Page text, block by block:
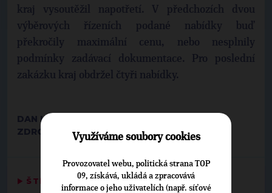
kraj vysoutěžil napotřetí. V předchozích dvou
výběrových řízeních podané nabídky buď
překročily maximální cenu, nebo nesplnily
podmínky zadávací dokumentace. Pro poslední
zakázku kraj obdržel čtyři nabídky.
DAN LECHMANN, LUKÁŠ VANÍČEK
ZDROJ: KRÁLOVÉHRADECKÝ KRAJ
▶ ŠTÍTKY
Využíváme soubory cookies
Provozovatel webu, politická strana TOP
09, získává, ukládá a zpracovává
informace o jeho uživatelích (např. síťové